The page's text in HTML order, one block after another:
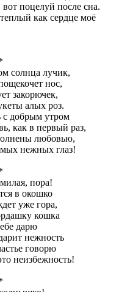
поцелуй после сна.
как сердце моё
солнца лучик,
нос,
закорючек,
алых роз.
с добрым утром
как в первый раз,
любовью,
нежных глаз!
пора!
в окошко
уже гора,
кошка
дарю
нежность
говорю
неизбежность!